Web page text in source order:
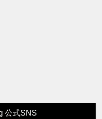
公式SNS